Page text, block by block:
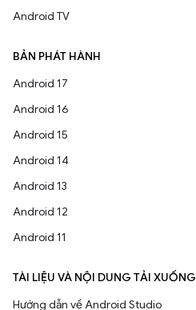
Android TV
BẢN PHÁT HÀNH
Android 17
Android 16
Android 15
Android 14
Android 13
Android 12
Android 11
TÀI LIỆU VÀ NỘI DUNG TẢI XUỐNG
Hướng dẫn về Android Studio